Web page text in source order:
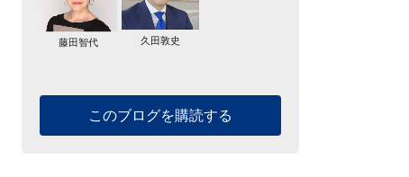
藤田智代 久田敦史
このブログを購読する